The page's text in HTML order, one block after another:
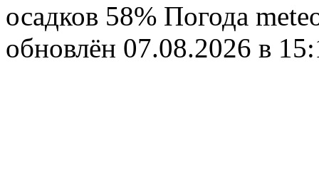
осадков 58% Погода
обновлён 07.08.2026 в